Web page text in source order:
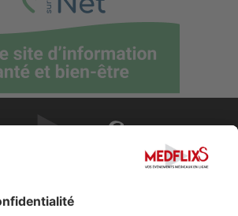
À propos de MedflixS®